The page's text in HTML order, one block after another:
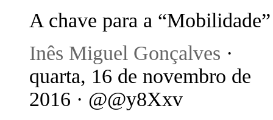
A chave para a “Mobilidade”
Inês Miguel Gonçalves ·
quarta, 16 de novembro de
2016 · @@y8Xxv